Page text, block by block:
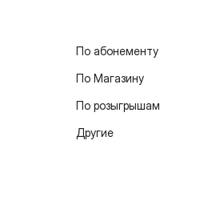
По абонементу
По Магазину
По розыгрышам
Другие